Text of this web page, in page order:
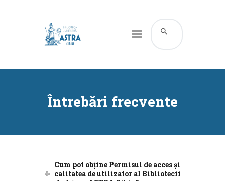
Întrebări frecvente
CATALOG ONLINE
RESURSE
BLOG
Cum pot obține Permisul de acces și
calitatea de utilizator al Bibliotecii